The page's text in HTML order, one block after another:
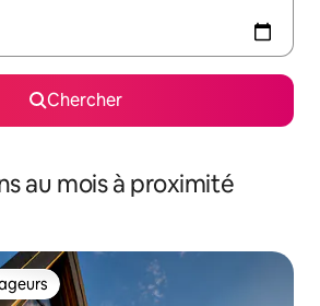
Chercher
au mois à proximité